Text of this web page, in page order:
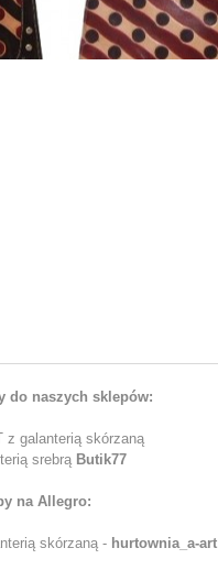
do naszych sklepów:
z galanterią skórzaną
srebrą Butik77
na Allegro:
skórzaną - hurtownia_a-art